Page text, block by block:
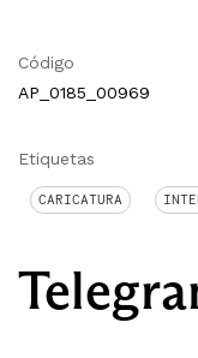
Código
AP_0185_00969
Etiquetas
CARICATURA